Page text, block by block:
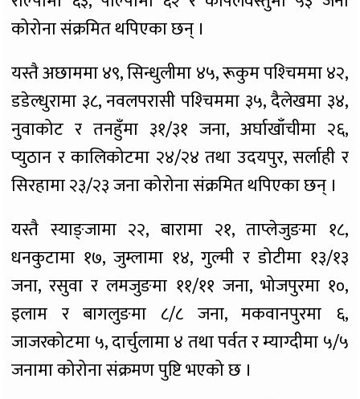
कोरोना संक्रमित थपिएका छन् ।
यस्तै अछाममा ४९, सिन्धुलीमा ४५, रूकुम पश्‍चिममा ४२,
डडेल्धुरामा ३८, नवलपरासी पश्‍चिममा ३५, दैलेखमा ३४,
नुवाकोट र तनहुँमा ३१/३१ जना, अर्घाखाँचीमा २६,
प्युठान र कालिकोटमा २४/२४ तथा उदयपुर, सर्लाही र
सिरहामा २३/२३ जना कोरोना संक्रमित थपिएका छन् ।
यस्तै स्याङ्जामा २२, बारामा २१, ताप्लेजुङमा १८,
धनकुटामा १७, जुम्लामा १४, गुल्मी र डोटीमा १३/१३
जना, रसुवा र लमजुङमा ११/११ जना, भोजपुरमा १०,
इलाम र बागलुङमा ८/८ जना, मकवानपुरमा ६,
जाजरकोटमा ५, दार्चुलामा ४ तथा पर्वत र म्‍याग्दीमा ५/५
जनामा कोरोना संक्रमण पुष्टि भएको छ ।